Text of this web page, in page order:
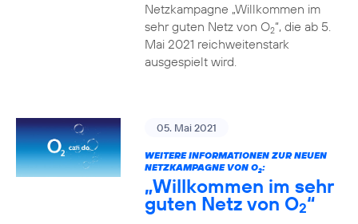
Netzkampagne „Willkommen im
sehr guten Netz von O2“, die ab 5.
Mai 2021 reichweitenstark
ausgespielt wird.
05. Mai 2021
WEITERE INFORMATIONEN ZUR NEUEN
NETZKAMPAGNE VON O2:
„Willkommen im sehr
guten Netz von O2“